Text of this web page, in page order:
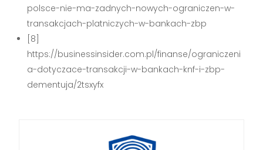
polsce-nie-ma-zadnych-nowych-ograniczen-w-
transakcjach-platniczych-w-bankach-zbp
[8]
https://businessinsider.com.pl/finanse/ograniczeni
a-dotyczace-transakcji-w-bankach-knf-i-zbp-
dementuja/2tsxyfx